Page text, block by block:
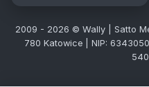
2009 - 2026 © Wally | Satto
780 Katowice | NIP: